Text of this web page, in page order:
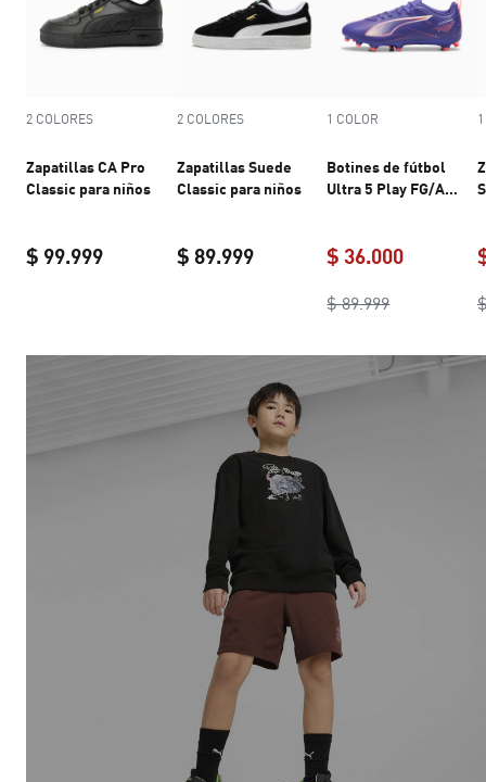
2 COLORES
Zapatillas CA Pro
Classic para niños
$ 99.999
Zapatillas CA Pro Classic para niñoscurrent
2 COLORES
Zapatillas Suede
Classic para niños
$ 89.999
Zapatillas Suede Classic
1 COLOR
Botines de fútbol
Ultra 5 Play FG/AG
$ 89.999Botines de
$ 36.000
Botines